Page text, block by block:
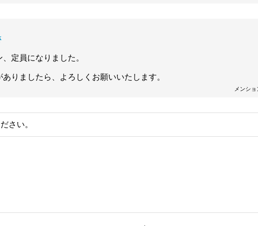
メンショ
、定員になりました。
ありましたら、よろしくお願いいたします。
さい。